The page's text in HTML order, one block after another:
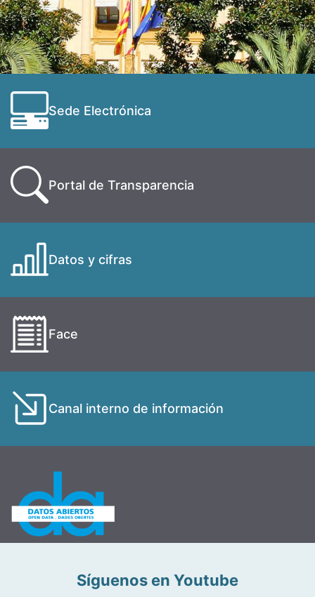
Sede Electrónica
Portal de Transparencia
Datos y cifras
Face
Canal interno de información
Síguenos en Youtube